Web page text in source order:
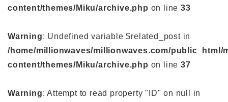
content/themes/Miku/archive.php on line33
Warning: Undefined variable $related_post in
/home/millionwaves/millionwaves.com/public_html/
content/themes/Miku/archive.php on line37
Warning: Attempt to read property "ID" on null in